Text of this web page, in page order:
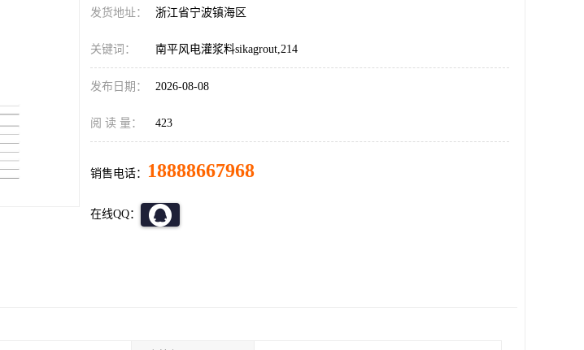
发货地址： 浙江省宁波镇海区
关键词： 南平风电灌浆料sikagrout,214
发布日期： 2026-08-08
阅 读 量： 423
销售电话： 18888667968
在线QQ：